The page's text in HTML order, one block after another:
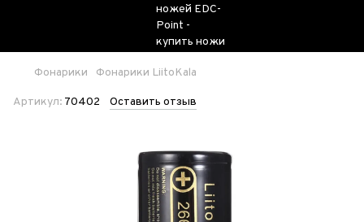
Фонарики Фонарики LiitoKala
Артикул: 70402 Оставить отзыв